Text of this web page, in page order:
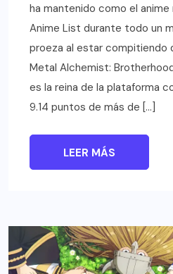
ha mantenido como el
Anime List durante todo un
proeza al estar compitiendo
Metal Alchemist:
es la reina de la plataforma
9.14 puntos de más de […]
LEER MÁS